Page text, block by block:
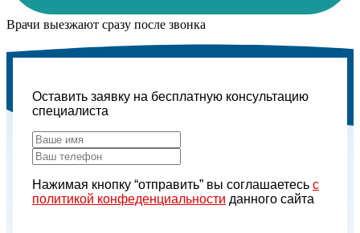
Врачи выезжают сразу после звонка
Оставить заявку на бесплатную консультацию
специалиста
Нажимая кнопку “отправить” вы соглашаетесь с
политикой конфеденциальности данного сайта